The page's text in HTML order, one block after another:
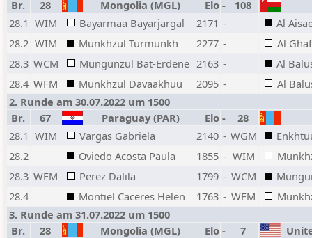
Br.
28 Mongolia (MGL) Elo -
108
28.1 WIM Bayarmaa Bayarjargal 2171 -
Al
28.2 WIM Munkhzul Turmunkh 2277 -
Al
28.3 WCM Mungunzul Bat-Erdene 2163 -
Al
28.4 WFM Munkhzul Davaakhuu 2095 -
Al
2. Runde am 30.07.2022 um 1500
Br.
67 Paraguay (PAR) Elo -
28
28.1 WIM Vargas Gabriela 2140 - WGM
28.2
Oviedo Acosta Paula 1855 - WIM
28.3 WFM Perez Dalila 1799 - WCM
28.4
Montiel Caceres Helen 1763 - WFM
3. Runde am 31.07.2022 um 1500
Br.
28 Mongolia (MGL) Elo - 7